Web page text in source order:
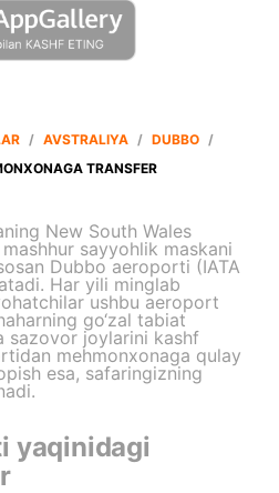
/ AVSTRALIYA / DUBBO /
TRANSFER
New South Wales
sayyohlik maskani
Dubbo aeroporti (IATA
Har yili minglab
ushbu aeroport
go‘zal tabiat
sazovor joylarini kashf
mehmonxonaga qulay
esa, safaringizning
yaqinidagi